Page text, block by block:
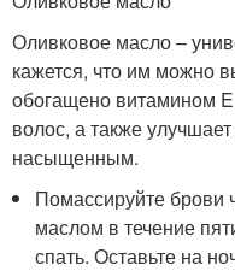
Оливковое масло –
кажется, что им можно
обогащено витамином
волос, а также
насыщенным.
Помассируйте брови
маслом в течение
спать. Оставьте на